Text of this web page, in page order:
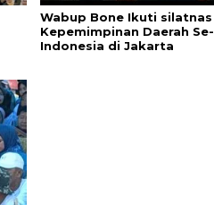
Wabup Bone Ikuti silatnas
Kepemimpinan Daerah Se-
Indonesia di Jakarta